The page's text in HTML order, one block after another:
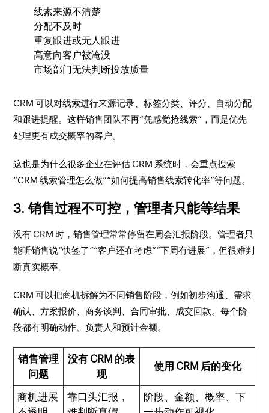
线索来源不清楚
分配不及时
重复跟进或无人跟进
高意向客户被淹没
市场部门无法判断投放质量
CRM 可以对线索进行来源记录、标签分类、评分、自动分配
和跟进提醒。这样销售团队不再“凭感觉抢线索”，而是优先
处理更有成交概率的客户。
这也是为什么很多企业在评估 CRM 系统时，会重点搜索
“CRM 线索管理怎么做”“如何提高销售线索转化率”等问题。
3. 销售过程不可控，管理者只能等结果
没有 CRM 时，销售管理常常停留在周会汇报阶段。管理者只
能听销售说“快签了”“客户还在考虑”“下周有进展”，但很难判
断真实概率。
CRM 可以把商机拆解为不同销售阶段，例如初步沟通、需求
确认、方案报价、商务谈判、合同审批、成交回款。每个阶
段都有明确动作、负责人和预计金额。
销售管理
问题
没有 CRM 的表
现
使用 CRM 后的变化
商机进展
靠口头汇报，
阶段、金额、概率、下